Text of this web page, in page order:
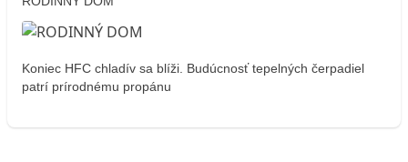
Koniec HFC chladív sa blíži. Budúcnosť tepelných čerpadiel
patrí prírodnému propánu